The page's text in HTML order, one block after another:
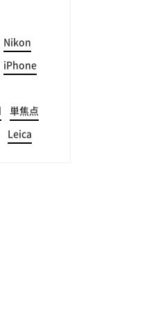
Nikon
iPhone
単焦点
Leica